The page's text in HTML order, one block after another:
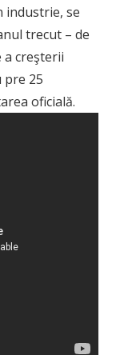
industrie, se
trecut – de
a creşterii
pre 25
oficială.